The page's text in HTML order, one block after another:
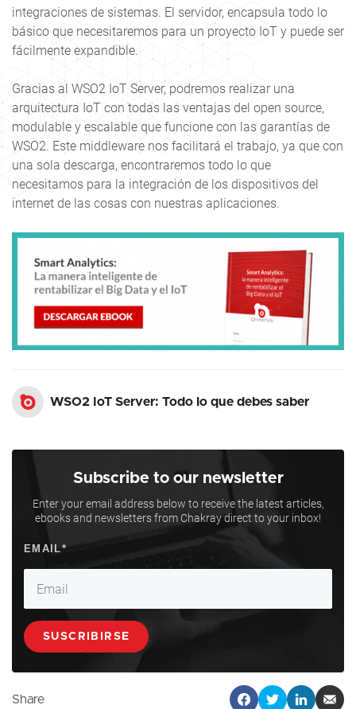
integraciones de sistemas. El servidor, encapsula todo lo
básico que necesitaremos para un proyecto IoT y puede ser
fácilmente expandible.
Gracias al WSO2 IoT Server, podremos realizar una
arquitectura IoT con todas las ventajas del open source,
modulable y escalable que funcione con las garantías de
WSO2. Este middleware nos facilitará el trabajo, ya que con
una sola descarga, encontraremos todo lo que
necesitamos para la integración de los dispositivos del
internet de las cosas con nuestras aplicaciones.
WSO2 IoT Server: Todo lo que debes saber
Subscribe to our newsletter
Enter your email address below to receive the latest articles,
ebooks and newsletters from Chakray direct to your inbox!
Share